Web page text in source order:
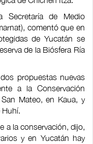
Secretaría de Medio
comentó que en
de Yucatán se
de la Biósfera Ría
propuestas nuevas
a la Conservación
Mateo, en Kaua, y
Huhí.
a la conservación, dijo,
y en Yucatán hay